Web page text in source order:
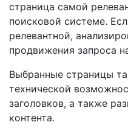
страница самой
поисковой системе.
релевантной,
продвижения запроса
Выбранные страницы
технической
заголовков, а также
контента.